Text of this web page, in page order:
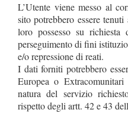
L’Utente viene messo al
sito potrebbero essere
loro possesso su
perseguimento di fini
e/o repressione di reati.
I dati forniti potrebbero
Europea o
natura del servizio
rispetto degli artt. 42 e 43